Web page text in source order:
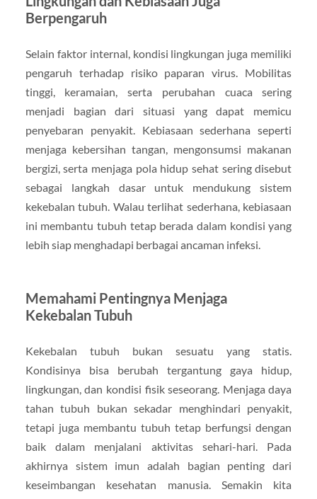
Berpengaruh
Selain faktor internal, kondisi lingkungan juga memiliki
pengaruh terhadap risiko paparan virus. Mobilitas
tinggi, keramaian, serta perubahan cuaca sering
menjadi bagian dari situasi yang dapat memicu
penyebaran penyakit. Kebiasaan sederhana seperti
menjaga kebersihan tangan, mengonsumsi makanan
bergizi, serta menjaga pola hidup sehat sering disebut
sebagai langkah dasar untuk mendukung sistem
kekebalan tubuh. Walau terlihat sederhana, kebiasaan
ini membantu tubuh tetap berada dalam kondisi yang
lebih siap menghadapi berbagai ancaman infeksi.
Memahami Pentingnya Menjaga
Kekebalan Tubuh
Kekebalan tubuh bukan sesuatu yang statis.
Kondisinya bisa berubah tergantung gaya hidup,
lingkungan, dan kondisi fisik seseorang. Menjaga daya
tahan tubuh bukan sekadar menghindari penyakit,
tetapi juga membantu tubuh tetap berfungsi dengan
baik dalam menjalani aktivitas sehari-hari. Pada
akhirnya sistem imun adalah bagian penting dari
keseimbangan kesehatan manusia. Semakin kita